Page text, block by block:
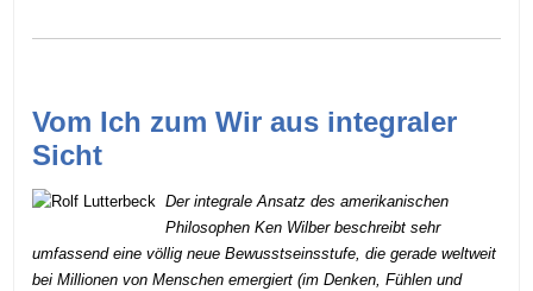
Vom Ich zum Wir aus integraler
Sicht
Der integrale Ansatz des amerikanischen
Philosophen Ken Wilber beschreibt sehr
umfassend eine völlig neue Bewusstseinsstufe, die gerade weltweit
bei Millionen von Menschen emergiert (im Denken, Fühlen und